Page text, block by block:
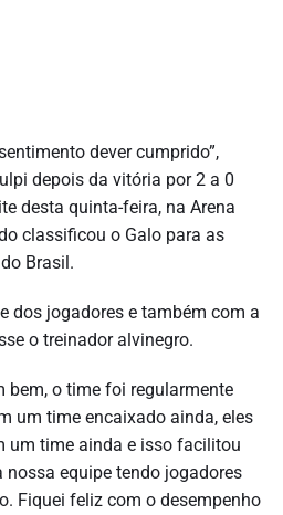
dever cumprido”,
depois da vitória por 2 a 0
desta quinta-feira, na Arena
classificou o Galo para as
Brasil.
dos jogadores e também com a
o treinador alvinegro.
bem, o time foi regularmente
um time encaixado ainda, eles
um time ainda e isso facilitou
equipe tendo jogadores
Fiquei feliz com o desempenho